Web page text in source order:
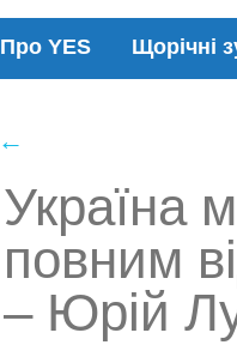
Про YES Щорічні
←
Україна
повним
– Юрій